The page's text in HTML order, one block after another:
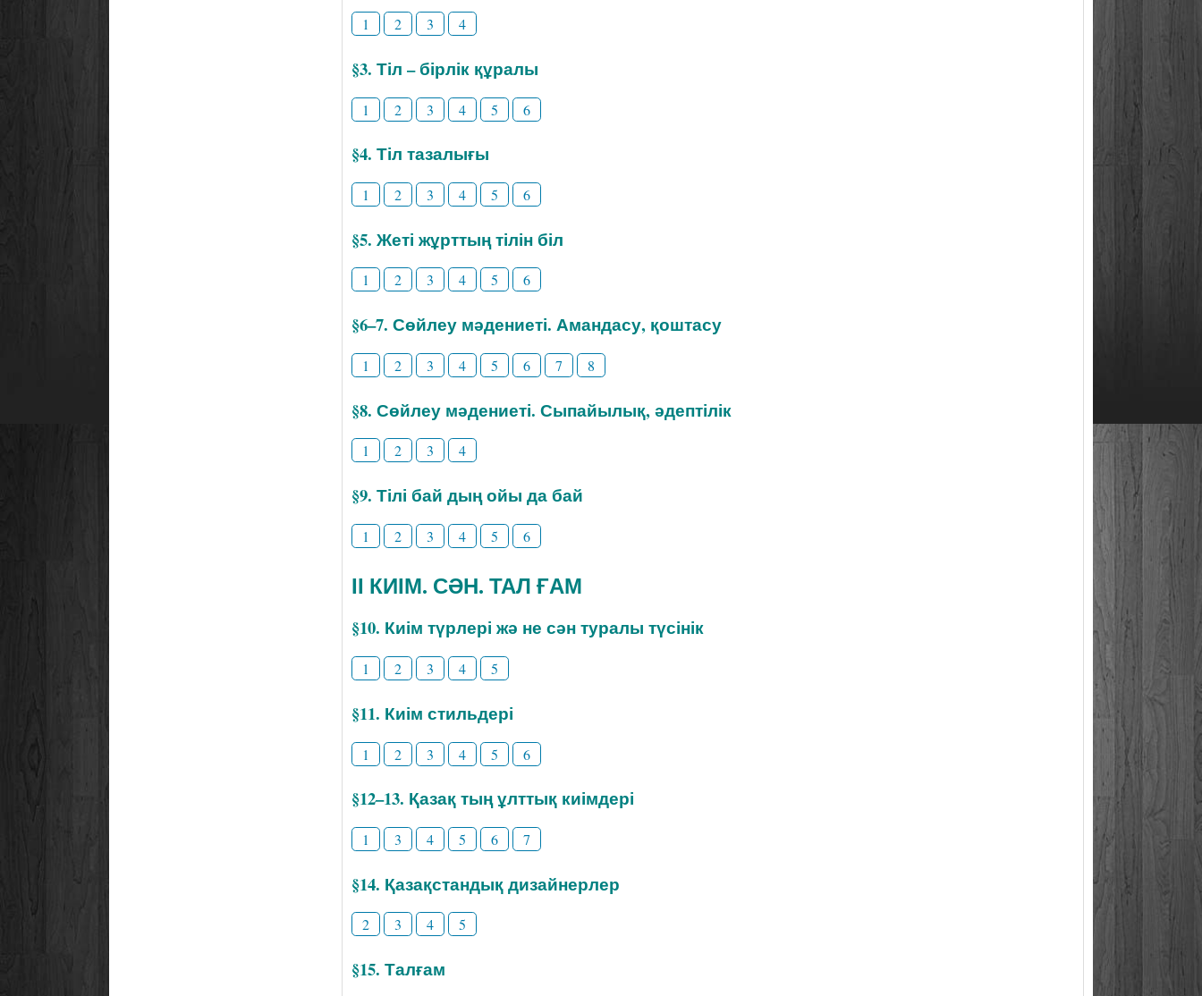
1 2 3 4
§3. Тіл – бірлік құралы
1 2 3 4 5 6
§4. Тіл тазалығы
1 2 3 4 5 6
§5. Жеті жұрттың тілін біл
1 2 3 4 5 6
§6–7. Сөйлеу мәдениеті. Амандасу, қоштасу
1 2 3 4 5 6 7 8
§8. Сөйлеу мәдениеті. Сыпайылық, әдептілік
1 2 3 4
§9. Тілі бай дың ойы да бай
1 2 3 4 5 6
ІІ КИІМ. СӘН. ТАЛ ҒАМ
§10. Киім түрлері жә не сән туралы түсінік
1 2 3 4 5
§11. Киім стильдері
1 2 3 4 5 6
§12–13. Қазақ тың ұлттық киімдері
1 3 4 5 6 7
§14. Қазақстандық дизайнерлер
2 3 4 5
§15. Талғам